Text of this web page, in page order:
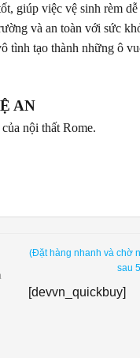
giúp việc vệ sinh rèm dễ
và an toàn với sức
tình tạo thành những ô
AN
nội thất Rome.
(Đặt hàng nhanh và chờ
sau
[devvn_quickbuy]